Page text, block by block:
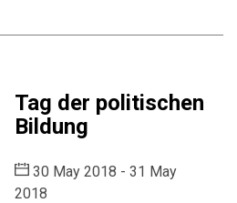
Tag der politischen
Bildung
30 May 2018 - 31 May
2018